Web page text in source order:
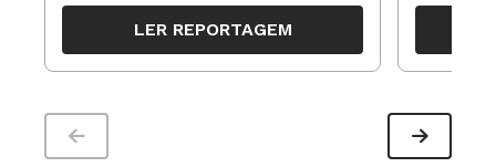
organizar ações para orientar o
trabalho pedagógico ao longo do
período
LER REPORTAGEM
propostas